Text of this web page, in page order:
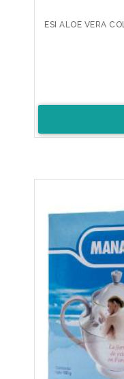
ESI ALOE VERA